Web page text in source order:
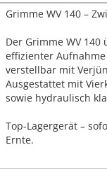
Grimme WV 140 –
Der Grimme WV
effizienter
verstellbar mit
Ausgestattet mit
sowie hydraulisch
Top-Lagergerät –
Ernte.